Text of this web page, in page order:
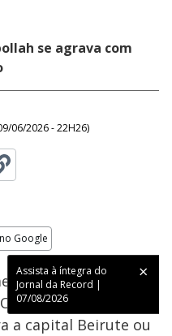
se agrava com
06/2026 - 22H26)
Google
Assista à íntegra do
Jornal da Record |
07/08/2026
lançaram novos
Irã ameaçou reagir
a capital Beirute ou